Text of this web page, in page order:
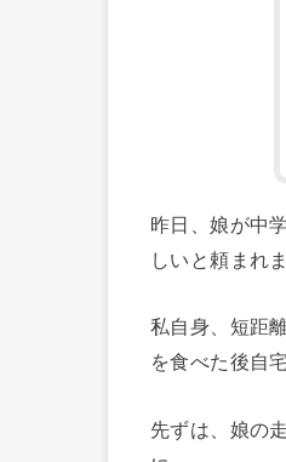
昨日、娘が中
しいと頼まれ
私自身、短距
を食べた後自
先ずは、娘の